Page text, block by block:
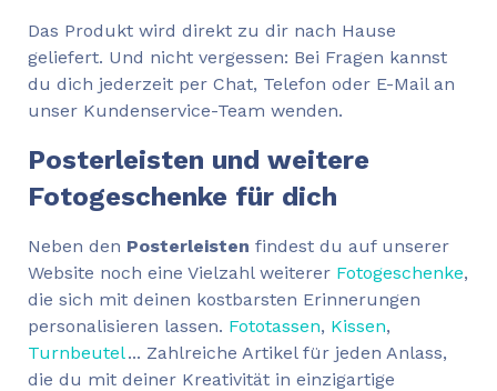
Das Produkt wird direkt zu dir nach Hause
geliefert. Und nicht vergessen: Bei Fragen kannst
du dich jederzeit per Chat, Telefon oder E-Mail an
unser Kundenservice-Team wenden.
Posterleisten und weitere
Fotogeschenke für dich
Neben den Posterleisten findest du auf unserer
Website noch eine Vielzahl weiterer Fotogeschenke,
die sich mit deinen kostbarsten Erinnerungen
personalisieren lassen. Fototassen, Kissen,
Turnbeutel... Zahlreiche Artikel für jeden Anlass,
die du mit deiner Kreativität in einzigartige